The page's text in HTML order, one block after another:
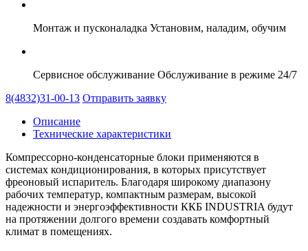
Монтаж и пусконаладка Установим, наладим, обучим
Сервисное обслуживание Обслуживание в режиме 24/7
8(4832)31-00-13 Отправить заявку
Описание
Технические характеристики
Компрессорно-конденсаторные блоки применяются в
системах кондиционирования, в которых присутствует
фреоновый испаритель. Благодаря широкому диапазону
рабочих температур, компактным размерам, высокой
надежности и энергоэффективности ККБ INDUSTRIA будут
на протяжении долгого времени создавать комфортный
климат в помещениях.